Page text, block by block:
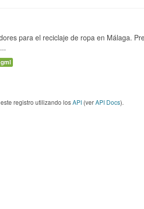
para el reciclaje de ropa en Málaga.
gml
registro utilizando losAPI (verAPI Docs).